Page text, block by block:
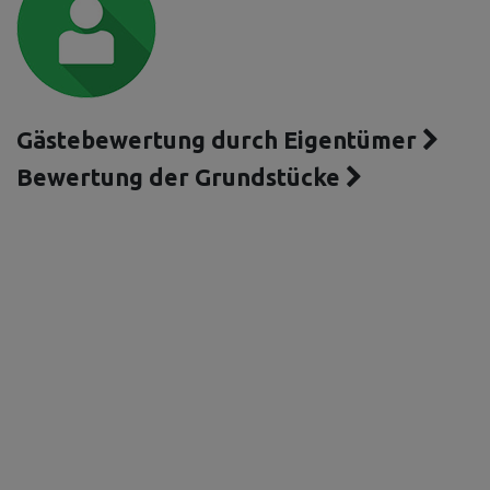
Gästebewertung durch Eigentümer
Bewertung der Grundstücke